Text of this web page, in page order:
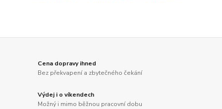
Cena dopravy ihned
Bez překvapení a zbytečného čekání
Výdej i o víkendech
Možný i mimo běžnou pracovní dobu